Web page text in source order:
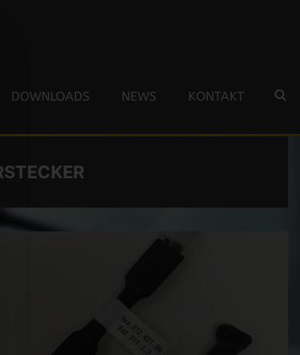
DOWNLOADS NEWS KONTAKT
Button wird der Dialog geschlossen. Seine Funktionalität